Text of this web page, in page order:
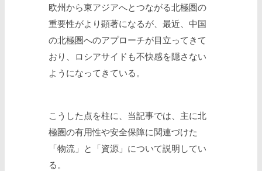
欧州から東アジアへとつながる北極圏の
重要性がより顕著になるが、最近、中国
の北極圏へのアプローチが目立ってきて
おり、ロシアサイドも不快感を隠さない
ようになってきている。
こうした点を柱に、当記事では、主に北
極圏の有用性や安全保障に関連づけた
「物流」と「資源」について説明してい
る。